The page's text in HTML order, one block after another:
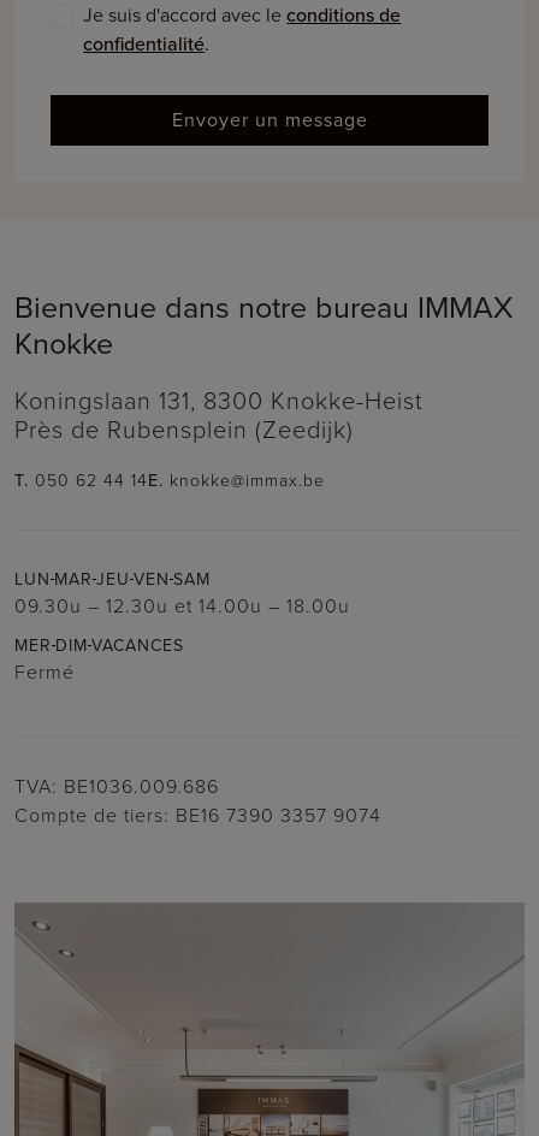
Je suis d'accord avec leconditions de
confidentialité.
Envoyer un message
Bienvenue dans notre bureau IMMAX
Knokke
Koningslaan 131, 8300 Knokke-Heist
Près de Rubensplein (Zeedijk)
T. 050 62 44 14E. knokke@immax.be
LUN MAR JEU VEN SAM
09.30u – 12.30u et 14.00u – 18.00u
MER DIMVACANCES
Fermé
TVA: BE1036.009.686
Compte de tiers: BE16 7390 3357 9074